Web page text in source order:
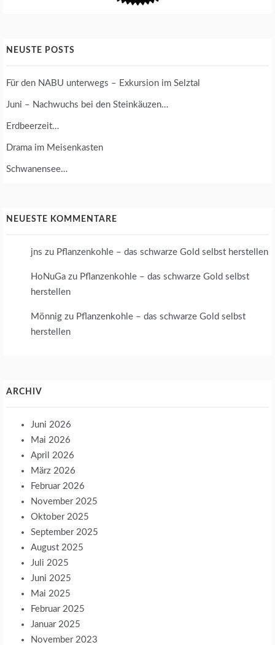
N
S
H
U
Z
NEUSTE POSTS
Für den NABU unterwegs – Exkursion im Selztal
Juni – Nachwuchs bei den Steinkäuzen…
Erdbeerzeit…
Drama im Meisenkasten
Schwanensee…
NEUESTE KOMMENTARE
jns zu Pflanzenkohle – das schwarze Gold selbst herstellen
HoNuGa zu Pflanzenkohle – das schwarze Gold selbst
herstellen
Mönnig zu Pflanzenkohle – das schwarze Gold selbst
herstellen
ARCHIV
Juni 2026
Mai 2026
April 2026
März 2026
Februar 2026
November 2025
Oktober 2025
September 2025
August 2025
Juli 2025
Juni 2025
Mai 2025
Februar 2025
Januar 2025
November 2023